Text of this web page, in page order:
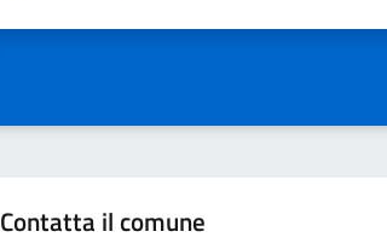
Contatta il comune